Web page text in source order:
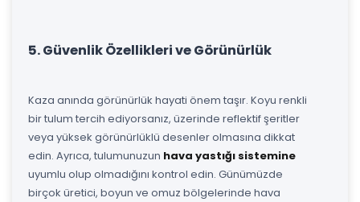
5. Güvenlik Özellikleri ve Görünürlük
Kaza anında görünürlük hayati önem taşır. Koyu renkli
bir tulum tercih ediyorsanız, üzerinde reflektif şeritler
veya yüksek görünürlüklü desenler olmasına dikkat
edin. Ayrıca, tulumunuzun hava yastığı sistemine
uyumlu olup olmadığını kontrol edin. Günümüzde
birçok üretici, boyun ve omuz bölgelerinde hava